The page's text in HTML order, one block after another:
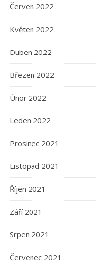
Červen 2022
Květen 2022
Duben 2022
Březen 2022
Únor 2022
Leden 2022
Prosinec 2021
Listopad 2021
Říjen 2021
Září 2021
Srpen 2021
Červenec 2021